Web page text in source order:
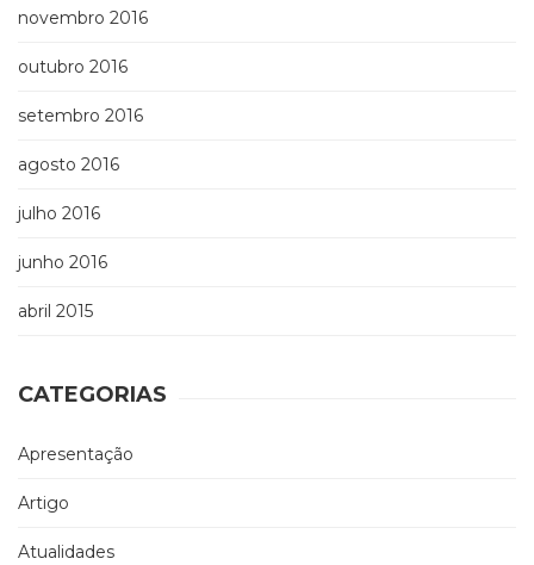
novembro 2016
outubro 2016
setembro 2016
agosto 2016
julho 2016
junho 2016
abril 2015
CATEGORIAS
Apresentação
Artigo
Atualidades